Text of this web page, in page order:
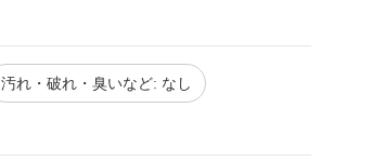
汚れ・破れ・臭いなど: なし